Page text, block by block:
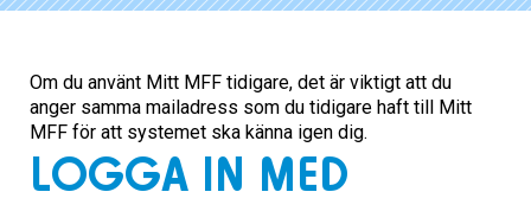
Om du använt Mitt MFF tidigare, det är viktigt att du
anger samma mailadress som du tidigare haft till Mitt
MFF för att systemet ska känna igen dig.
LOGGA IN MED